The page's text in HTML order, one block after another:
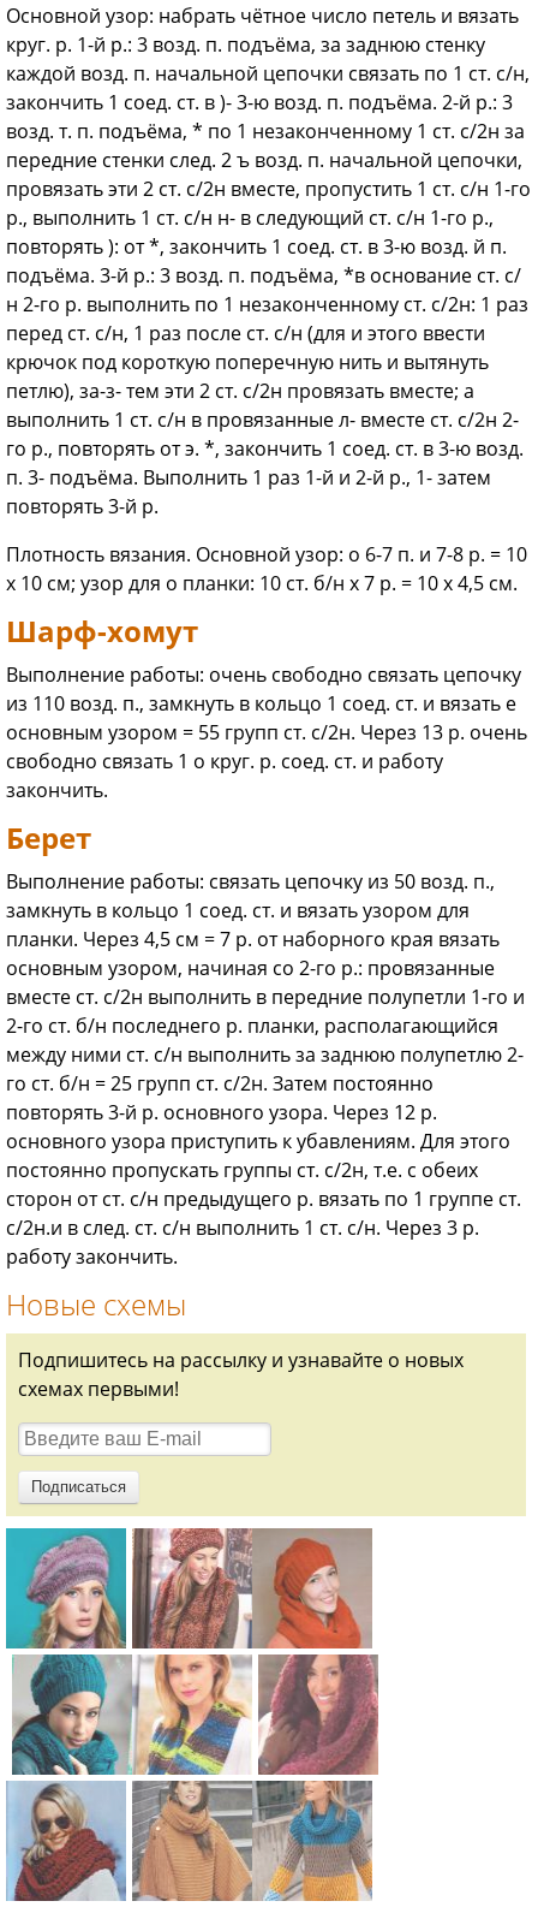
Основной узор: набрать чётное число петель и вязать
круг. р. 1-й р.: 3 возд. п. подъёма, за заднюю стенку
каждой возд. п. начальной цепочки связать по 1 ст. с/н,
закончить 1 соед. ст. в )- 3-ю возд. п. подъёма. 2-й р.: 3
возд. т. п. подъёма, * по 1 незаконченному 1 ст. с/2н за
передние стенки след. 2 ъ возд. п. начальной цепочки,
провязать эти 2 ст. с/2н вместе, пропустить 1 ст. с/н 1-го
р., выполнить 1 ст. с/н н- в следующий ст. с/н 1-го р.,
повторять ): от *, закончить 1 соед. ст. в 3-ю возд. й п.
подъёма. 3-й р.: 3 возд. п. подъёма, *в основание ст. с/
н 2-го р. выполнить по 1 незаконченному ст. с/2н: 1 раз
перед ст. с/н, 1 раз после ст. с/н (для и этого ввести
крючок под короткую поперечную нить и вытянуть
петлю), за-з- тем эти 2 ст. с/2н провязать вместе; а
выполнить 1 ст. с/н в провязанные л- вместе ст. с/2н 2-
го р., повторять от э. *, закончить 1 соед. ст. в 3-ю возд.
п. 3- подъёма. Выполнить 1 раз 1-й и 2-й р., 1- затем
повторять 3-й р.
Плотность вязания. Основной узор: о 6-7 п. и 7-8 р. = 10
х 10 см; узор для о планки: 10 ст. б/н х 7 р. = 10 х 4,5 см.
Шарф-хомут
Выполнение работы: очень свободно связать цепочку
из 110 возд. п., замкнуть в кольцо 1 соед. ст. и вязать е
основным узором = 55 групп ст. с/2н. Через 13 р. очень
свободно связать 1 о круг. р. соед. ст. и работу
закончить.
Берет
Выполнение работы: связать цепочку из 50 возд. п.,
замкнуть в кольцо 1 соед. ст. и вязать узором для
планки. Через 4,5 см = 7 р. от наборного края вязать
основным узором, начиная со 2-го р.: провязанные
вместе ст. с/2н выполнить в передние полупетли 1-го и
2-го ст. б/н последнего р. планки, располагающийся
между ними ст. с/н выполнить за заднюю полупетлю 2-
го ст. б/н = 25 групп ст. с/2н. Затем постоянно
повторять 3-й р. основного узора. Через 12 р.
основного узора приступить к убавлениям. Для этого
постоянно пропускать группы ст. с/2н, т.е. с обеих
сторон от ст. с/н предыдущего р. вязать по 1 группе ст.
с/2н.и в след. ст. с/н выполнить 1 ст. с/н. Через 3 р.
работу закончить.
Новые схемы
Подпишитесь на рассылку и узнавайте о новых
схемах первыми!
Схема:
цветной
берет
вязание
спицами для
женщин
Схема:
комплект из
шарфа-
петли и
шапочки с
волнистым
узором
вязание
Схема:
комплект из
берета с
широкой
резинкой и
снуда
вязание
спицами для
Схема:
голубой
комплект из
Схема:
полосатый
шарф хомут
Схема:
вишневый
шарф труба